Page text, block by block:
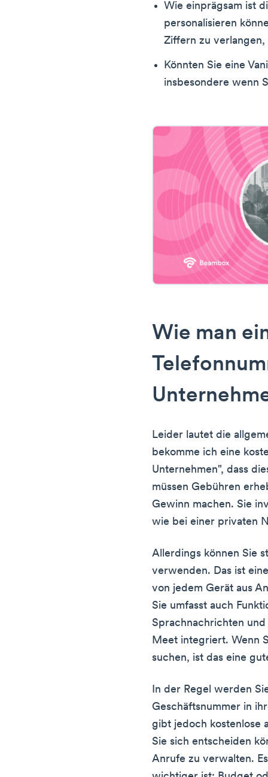
Wie einprägsam ist
personalisieren
Ziffern zu
Könnten Sie eine
insbesondere wenn
Wie man
Leider lautet die
bekomme ich eine
Unternehmen", dass
müssen Gebühren
Gewinn machen. Sie
wie bei einer privaten
Allerdings können Sie
verwenden. Das ist
von jedem Gerät aus
Sie umfasst auch
Sprachnachrichten
Meet integriert. Wenn
suchen, ist das eine
In der Regel werden
Geschäftsnummer in
gibt jedoch kostenlose
Sie sich entscheiden
Anrufe zu verwalten.